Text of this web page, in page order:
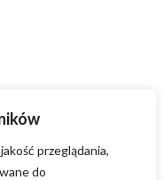
przeglądania,
do